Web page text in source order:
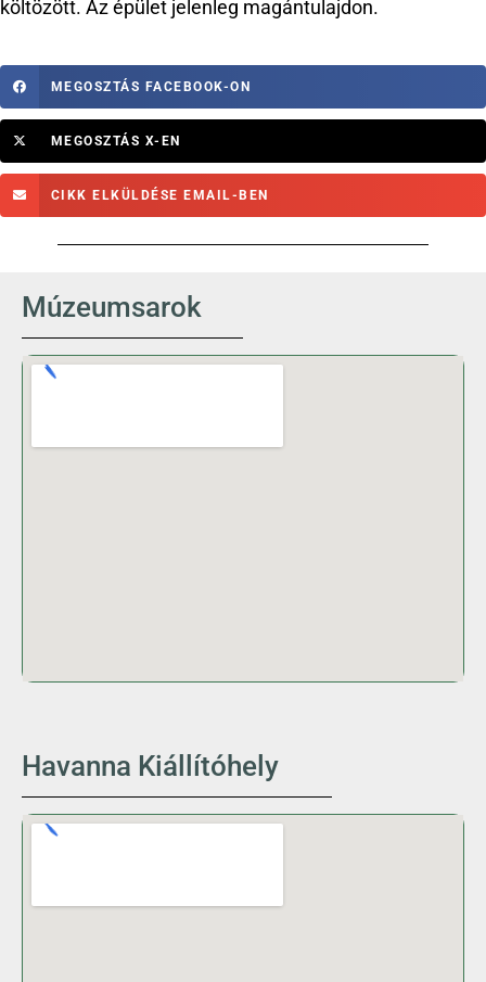
költözött. Az épület jelenleg magántulajdon.
MEGOSZTÁS FACEBOOK-ON
MEGOSZTÁS X-EN
CIKK ELKÜLDÉSE EMAIL-BEN
Múzeumsarok
Havanna Kiállítóhely